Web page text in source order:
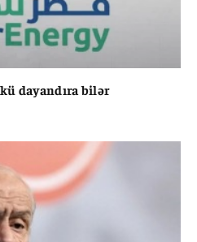
dayandıra bilər